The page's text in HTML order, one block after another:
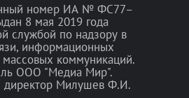
номер ИА № ФС77–
8 мая 2019 года
службой по надзору в
информационных
массовых коммуникаций.
ООО "Медиа Мир".
директор Милушев Ф.И.